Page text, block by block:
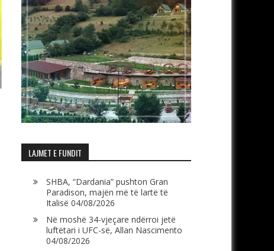
LAJMET E FUNDIT
SHBA, “Dardania” pushton Gran
Paradison, majën më të lartë të
Italisë 04/08/2026
Në moshë 34-vjeçare ndërroi jetë
luftëtari i UFC-së, Allan Nascimento
04/08/2026